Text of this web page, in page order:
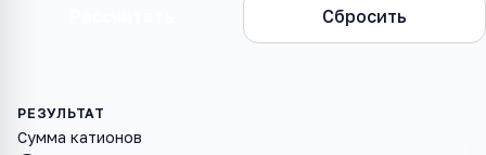
Сбросить
Сумма катионов